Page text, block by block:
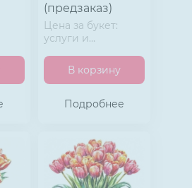
и
(предзаказ)
Цена за букет:
услуги и
Матовая пленка и
лента.В корзину
Подробнее